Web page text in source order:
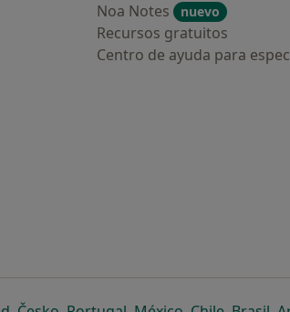
Noa Notes
nuevo
Recursos gratuitos
Centro de ayuda para